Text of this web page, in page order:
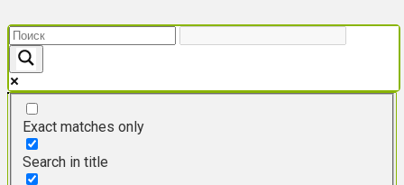
к
контенту
Exact matches only
Search in title